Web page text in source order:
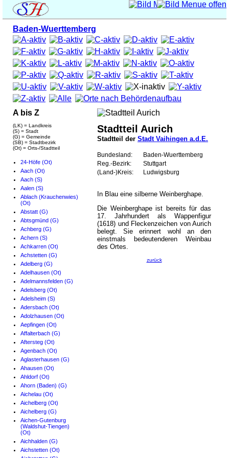
Baden-Wuerttemberg
A bis Z
(LK) = Landkreis
(S) = Stadt
(G) = Gemeinde
(SB) = Stadtbezirk
(Ot) = Orts-/Stadtteil
24-Höfe (Ot)
Aach (Ot)
Aach (S)
Aalen (S)
Ablach (Krauchenwies)
(Ot)
Abstatt (G)
Abtsgmünd (G)
Achberg (G)
Achern (S)
Achkarren (Ot)
Achstetten (G)
Adelberg (G)
Adelhausen (Ot)
Adelmannsfelden (G)
Adelsberg (Ot)
Adelsheim (S)
Adersbach (Ot)
Adolzhausen (Ot)
Aepfingen (Ot)
Affalterbach (G)
Aftersteg (Ot)
Agenbach (Ot)
Aglasterhausen (G)
Ahausen (Ot)
Ahldorf (Ot)
Ahorn (Baden) (G)
Aichelau (Ot)
Aichelberg (Ot)
Aichelberg (G)
Aichen-Gutenburg
(Waldshut-Tiengen)
(Ot)
Aichhalden (G)
Aichstetten (Ot)
Stadtteil Aurich
Stadtteil der Stadt Vaihingen a.d.E.
Bundesland:
Baden-Wuerttemberg
Reg.-Bezirk:
Stuttgart
(Land-)Kreis:
Ludwigsburg
In Blau eine silberne Weinberghape.
Die Weinberghape ist bereits für das
17. Jahrhundert als Wappenfigur
(1618) und Fleckenzeichen von Aurich
belegt. Sie erinnert wohl an den
einstmals bedeutenderen Weinbau
des Ortes.
zurück